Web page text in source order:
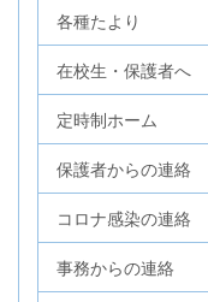
各種たより
在校生・保護者へ
定時制ホーム
保護者からの連絡
コロナ感染の連絡
事務からの連絡